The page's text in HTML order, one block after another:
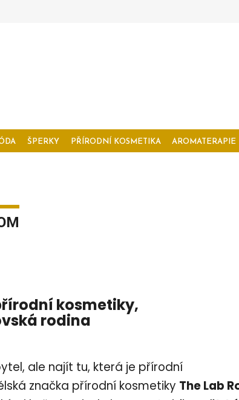
ŠPERKY PŘÍRODNÍ KOSMETIKA AROMATERAPIE
kosmetiky,
rodina
ale najít tu, která je přírodní
značka přírodní kosmetiky The Lab